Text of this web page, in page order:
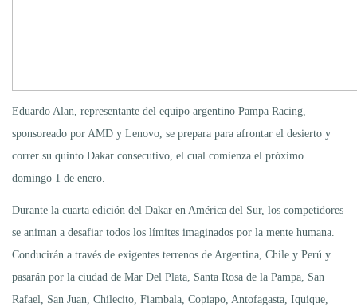
Eduardo Alan, representante del equipo argentino Pampa Racing,
sponsoreado por AMD y Lenovo, se prepara para afrontar el desierto y
correr su quinto Dakar consecutivo, el cual comienza el próximo
domingo 1 de enero.
Durante la cuarta edición del Dakar en América del Sur, los competidores
se animan a desafiar todos los límites imaginados por la mente humana.
Conducirán a través de exigentes terrenos de Argentina, Chile y Perú y
pasarán por la ciudad de Mar Del Plata, Santa Rosa de la Pampa, San
Rafael, San Juan, Chilecito, Fiambala, Copiapo, Antofagasta, Iquique,